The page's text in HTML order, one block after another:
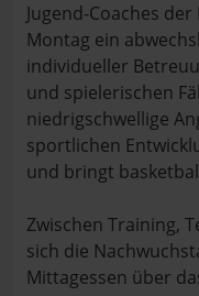
Jugend-Coaches
Montag ein
individueller
und spielerischen
niedrigschwellige
sportlichen
und bringt
Zwischen Training,
sich die
Mittagessen über